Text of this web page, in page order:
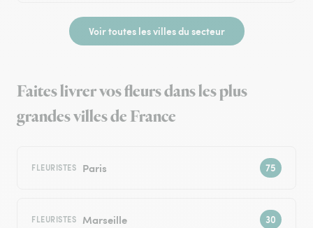
Voir toutes les villes du secteur
Faites livrer vos fleurs dans les plus
grandes villes de France
FLEURISTES Paris
FLEURISTES Marseille